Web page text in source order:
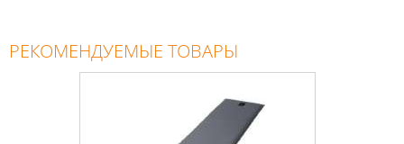
РЕКОМЕНДУЕМЫЕ ТОВАРЫ